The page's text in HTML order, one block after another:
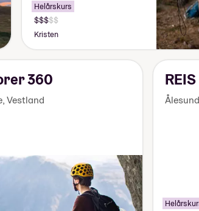
Helårskurs
Pris:
140
000-
155
000
Kristen
360
,Vestland